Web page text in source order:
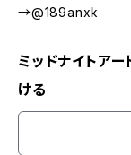
→@189anxk
ミッドナイトア
ける